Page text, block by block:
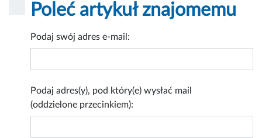
Poleć artykuł znajomemu
Podaj swój adres e-mail:
Podaj adres(y), pod który(e) wysłać mail
(oddzielone przecinkiem):